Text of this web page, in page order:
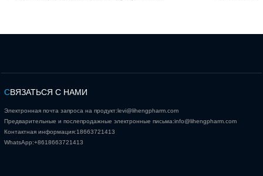
СВЯЗАТЬСЯ С НАМИ
Электронная почта запроса на продукт:levi@lihengpharm.com
Предварительные и послепродажные электронные письма:info@lihengpharm.com
Контактная информация:18663721413
WhatsApp:+8618663721413